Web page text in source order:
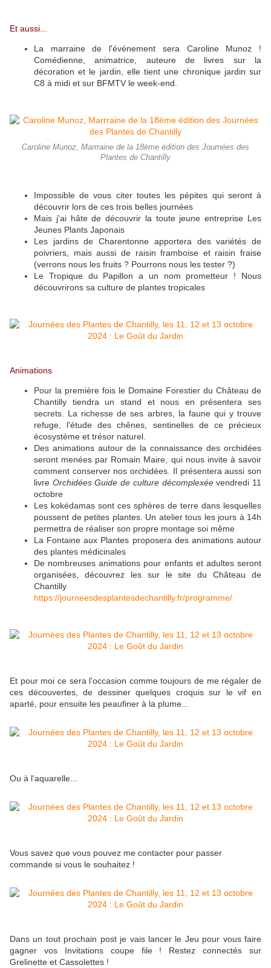
Et aussi...
La marraine de l'événement sera Caroline Munoz !
Comédienne, animatrice, auteure de livres sur la
décoration et le jardin, elle tient une chronique jardin sur
C8 à midi et sur BFMTV le week-end.
Caroline Munoz, Marrraine de la 18ème édition des Journées des
Plantes de Chantilly
Impossible de vous citer toutes les pépites qui seront à
découvrir lors de ces trois belles journées
Mais j'ai hâte de découvrir la toute jeune entreprise Les
Jeunes Plants Japonais
Les jardins de Charentonne apportera des variétés de
poivriers, mais aussi de raisin framboise et raisin fraise
(verrons nous les fruits ? Pourrons nous les tester ?)
Le Tropique du Papillon a un nom prometteur ! Nous
découvrirons sa culture de plantes tropicales
Animations
Pour la première fois le Domaine Forestier du Château de
Chantilly tiendra un stand et nous en présentera ses
secrets. La richesse de ses arbres, la faune qui y trouve
refuge, l'étude des chênes, sentinelles de ce précieux
écosystème et trésor naturel.
Des animations autour de la connaissance des orchidées
seront menées par Romain Maire, qui nous invite à savoir
comment conserver nos orchidées. Il présentera aussi son
livre Orchidées Guide de culture décomplexéevendredi 11
octobre
Les kokédamas sont ces sphères de terre dans lesquelles
poussent de petites plantes. Un atelier tous les jours à 14h
permettra de réaliser son propre montage soi même
La Fontaine aux Plantes proposera des animations autour
des plantes médicinales
De nombreuses animations pour enfants et adultes seront
organisées, découvrez les sur le site du Château de
Chantilly
https://journeesdesplantesdechantilly.fr/programme/
Et pour moi ce sera l'occasion comme toujours de me régaler de
ces découvertes, de dessiner quelques croquis sur le vif en
aparté, pour ensuite les peaufiner à la plume...
Ou à l'aquarelle...
Vous savez que vous pouvez me contacter pour passer
commande si vous le souhaitez !
Dans un tout prochain post je vais lancer le Jeu pour vous faire
gagner vos Invitations coupe file ! Restez connectés sur
Grelinette et Cassolettes !